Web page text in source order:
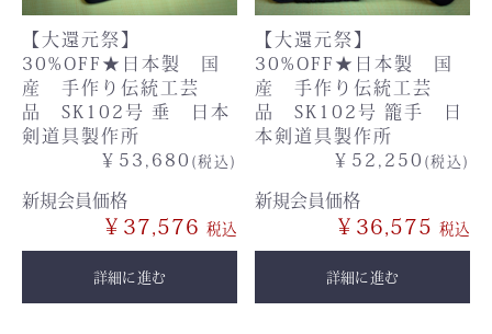
【大還元祭】
30%OFF★日本製 国
産 手作り伝統工芸
品 SK102号 垂 日本
剣道具製作所
￥53,680 (税込)
新規会員価格
￥37,576
詳細に進む
【大還元祭】
30%OFF★日本製 国
産 手作り伝統工芸
品 SK102号 籠手 日
本剣道具製作所
￥52,250 (税込)
新規会員価格
￥36,575
詳細に進む